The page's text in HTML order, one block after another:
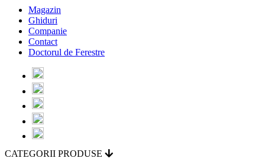
Magazin
Ghiduri
Companie
Contact
Doctorul de Ferestre
CATEGORII PRODUSE